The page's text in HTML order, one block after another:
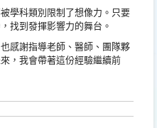
學科類別限制了想像力。 只要
找到發揮影響力的舞台。
感謝指導老師、醫師、 團隊夥
， 我會帶著這份經驗繼續前